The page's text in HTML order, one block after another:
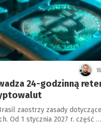
24-godzinną
zaostrzy zasady
Od 1 stycznia 2027 r. część …